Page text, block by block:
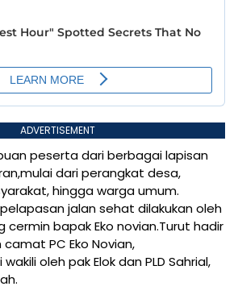
ADVERTISEMENT
peserta dari berbagai lapisan
dari perangkat desa,
hingga warga umum.
jalan sehat dilakukan oleh
bapak Eko novian.Turut hadir
PC Eko Novian,
wakili oleh pak Elok dan PLD Sahrial,